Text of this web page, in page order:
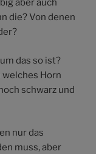
aber auch
die? Von denen
das so ist?
welches Horn
schwarz und
nur das
muss, aber